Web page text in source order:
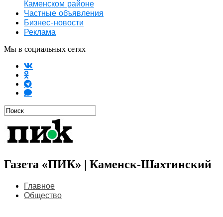
Каменском районе
Частные объявления
Бизнес-новости
Реклама
Мы в социальных сетях
Газета «ПИК» | Каменск-Шахтинский
Главное
Общество